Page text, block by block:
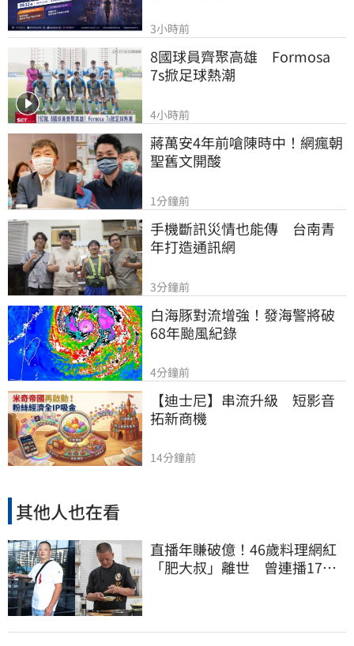
3小時前
8國球員齊聚高雄　Formosa
7s掀足球熱潮
4小時前
蔣萬安4年前嗆陳時中！網瘋朝
聖舊文開酸
1分鐘前
手機斷訊災情也能傳　台南青
年打造通訊網
3分鐘前
白海豚對流增強！發海警將破
68年颱風紀錄
4分鐘前
【迪士尼】串流升級　短影音
拓新商機
14分鐘前
其他人也在看
直播年賺破億！46歲料理網紅
「肥大叔」離世 曾連播17小